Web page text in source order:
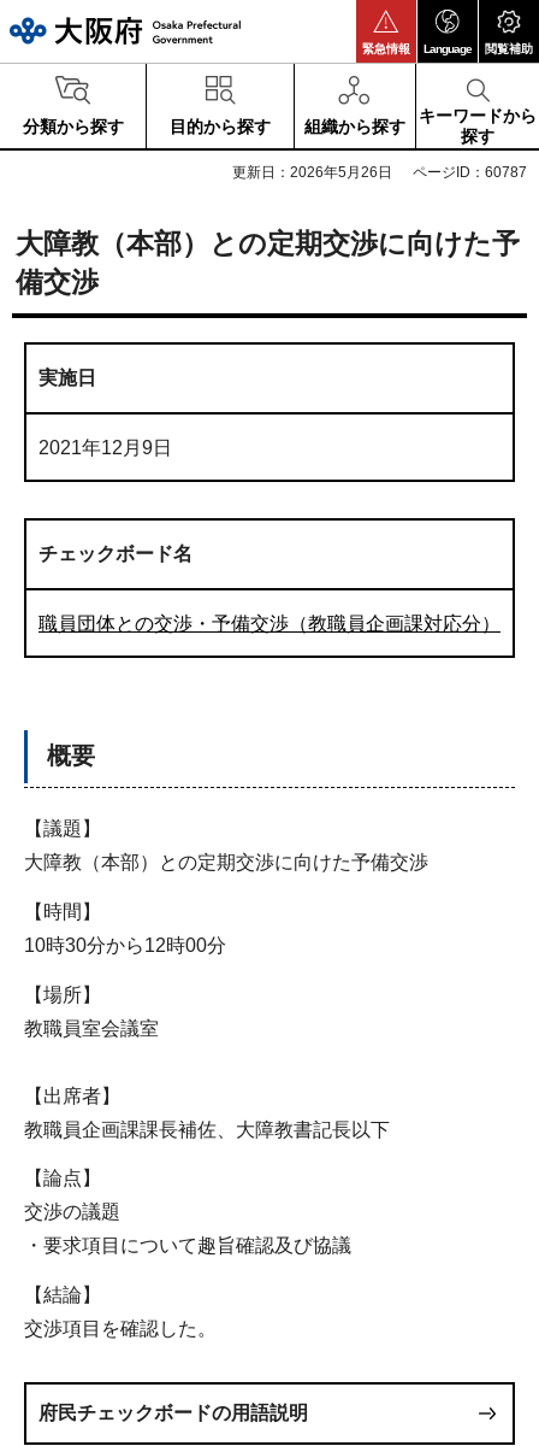
緊急情報 Language 閲覧補助
分類から探す 目的から探す 組織から探す
キーワードから
探す
更新日：2026年5月26日 ページID：60787
大障教（本部）との定期交渉に向けた予
備交渉
実施日
2021年12月9日
チェックボード名
職員団体との交渉・予備交渉（教職員企画課対応分）
概要
【議題】
大障教（本部）との定期交渉に向けた予備交渉
【時間】
10時30分から12時00分
【場所】
教職員室会議室
【出席者】
教職員企画課課長補佐、大障教書記長以下
【論点】
交渉の議題
・要求項目について趣旨確認及び協議
【結論】
交渉項目を確認した。
府民チェックボードの用語説明